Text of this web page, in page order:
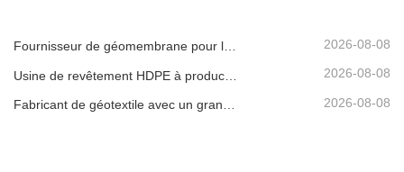
Fournisseur de géomembrane pour les développeurs d'infrastructures 2026-08-08
2026-08-08
2026-08-08